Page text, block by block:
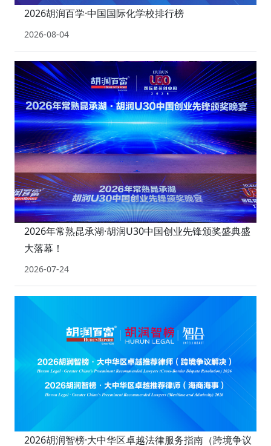
2026胡润百学·中国国际化学校排行榜
2026-08-04
2026年常熟昆承湖·胡润U30中国创业先锋颁奖盛典盛
大落幕！
2026-07-24
2026胡润智榜·大中华区卓越法律服务指南（跨境争议